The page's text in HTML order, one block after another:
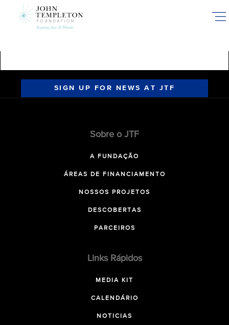
SIGN UP FOR NEWS AT JTF
Sobre o JTF
A FUNDAÇÃO
ÁREAS DE FINANCIAMENTO
NOSSOS PROJETOS
DESCOBERTAS
PARCEIROS
Links Rápidos
MEDIA KIT
CALENDÁRIO
NOTICIAS